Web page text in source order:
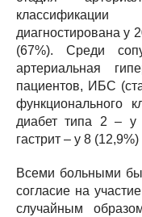
классификации
диагностирована у
(67%). Среди
артериальная
пациентов, ИБС
функционального
диабет типа 2 – у
гастрит – у 8
Всеми больными
согласие на
случайным